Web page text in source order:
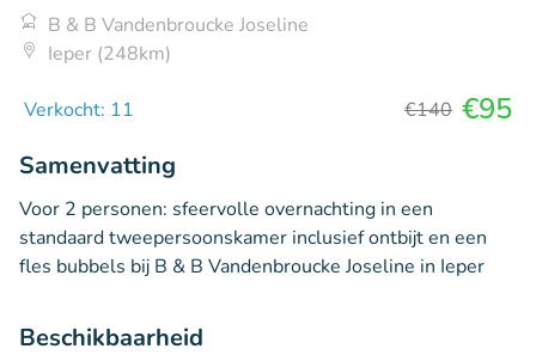
B & B Vandenbroucke Joseline
Ieper (248km)
Verkocht: 11 €140 €95
Samenvatting
Voor 2 personen: sfeervolle overnachting in een
standaard tweepersoonskamer inclusief ontbijt en een
fles bubbels bij B & B Vandenbroucke Joseline in Ieper
Beschikbaarheid